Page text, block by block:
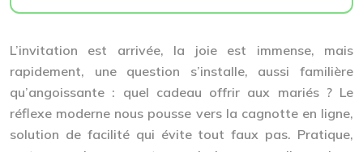
L’invitation est arrivée, la joie est immense, mais
rapidement, une question s’installe, aussi familière
qu’angoissante : quel cadeau offrir aux mariés ? Le
réflexe moderne nous pousse vers la cagnotte en ligne,
solution de facilité qui évite tout faux pas. Pratique,